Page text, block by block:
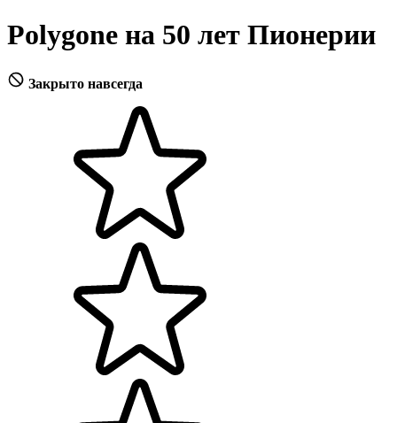
Polygone на 50 лет Пионерии
Закрыто навсегда